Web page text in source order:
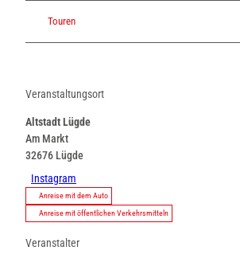
Touren
Veranstaltungsort
Altstadt Lügde
Am Markt
32676 Lügde
Instagram
Anreise mit dem Auto
Anreise mit öffentlichen Verkehrsmitteln
Veranstalter